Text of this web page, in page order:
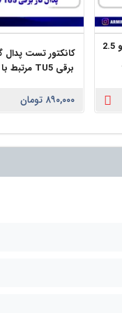
کانکتور تست دریچه گاز ایزیو 2.5
کانکتور تست
برقی TU5 مرتبط با تستر سنسور
۸۹۰,۰۰۰ تومان